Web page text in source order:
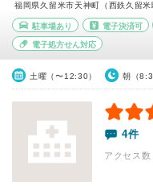
福岡県久留米市天神町（西鉄久留米
駐車場あり 電子決済可
電子処方せん対応
土曜（〜12:30） 朝（
4件
アクセス